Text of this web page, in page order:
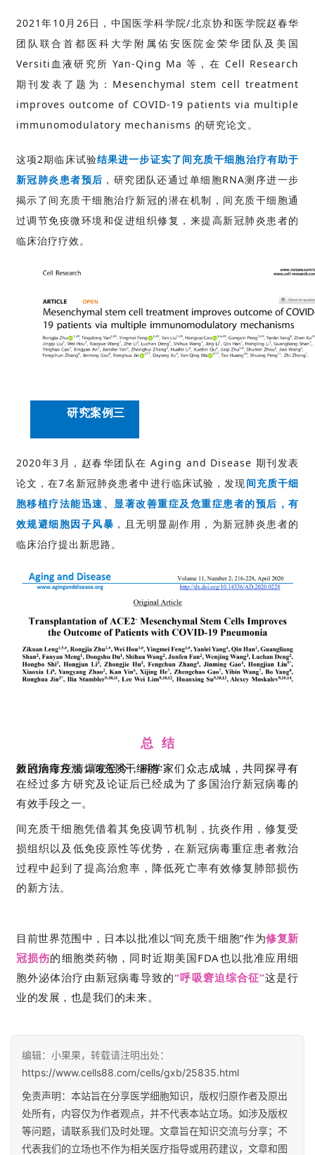
2021年10月26日，中国医学科学院/北京协和医学院赵春华
团队联合首都医科大学附属佑安医院金荣华团队及美国
Versiti血液研究所 Yan-Qing Ma 等，在 Cell Research
期刊发表了题为：Mesenchymal stem cell treatment
improves outcome of COVID-19 patients via multiple
immunomodulatory mechanisms 的研究论文。
这项2期临床试验结果进一步证实了间充质干细胞治疗有助于
新冠肺炎患者预后 ，研究团队还通过单细胞RNA测序进一步
揭示了间充质干细胞治疗新冠的潜在机制，间充质干细胞通
过调节免疫微环境和促进组织修复，来提高新冠肺炎患者的
临床治疗疗效。
研究案例三
2020年3月，赵春华团队在 Aging and Disease 期刊发表
论文，在7名新冠肺炎患者中进行临床试验，发现间充质干细
胞移植疗法能迅速、显著改善重症及危重症患者的预后，有
效规避细胞因子风暴 ，且无明显副作用，为新冠肺炎患者的
临床治疗提出新思路。
总 结
新冠病毒疫情爆发至今，科学家们众志成城，共同探寻有效的治疗方法，间充质干细胞
在经过多方研究及论证后已经成为了多国治疗新冠病毒的
有效手段之一。
间充质干细胞凭借着其免疫调节机制，抗炎作用，修复受
损组织以及低免疫原性等优势，在新冠病毒重症患者救治
过程中起到了提高治愈率，降低死亡率有效修复肺部损伤
的新方法。
目前世界范围中，日本以批准以“间充质干细胞”作为修复新
冠损伤的细胞类药物，同时近期美国FDA也以批准应用细
胞外泌体治疗由新冠病毒导致的“呼吸窘迫综合征”这是行
业的发展，也是我们的未来。
编辑：小果果，转载请注明出处：
https://www.cells88.com/cells/gxb/25835.html
免责声明：本站旨在分享医学细胞知识，版权归原作者及原出
处所有，内容仅为作者观点，并不代表本站立场。如涉及版权
等问题，请联系我们及时处理。文章旨在知识交流与分享；不
代表我们的立场也不作为相关医疗指导或用药建议，文章和图